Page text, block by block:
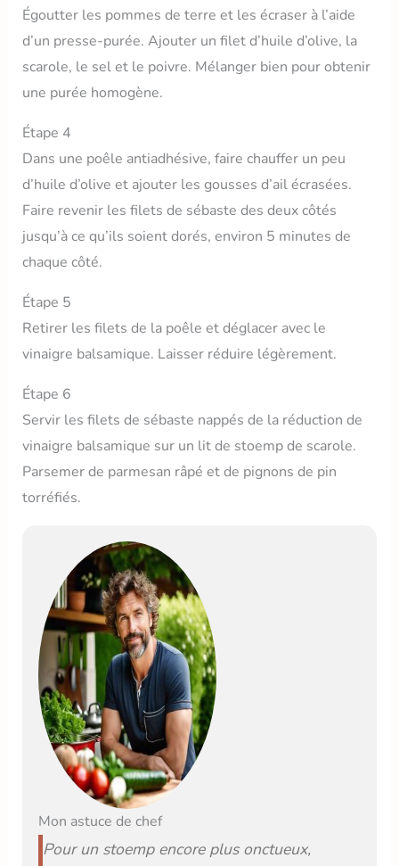
Égoutter les pommes de terre et les écraser à l’aide
d’un presse-purée. Ajouter un filet d’huile d’olive, la
scarole, le sel et le poivre. Mélanger bien pour obtenir
une purée homogène.
Étape 4
Dans une poêle antiadhésive, faire chauffer un peu
d’huile d’olive et ajouter les gousses d’ail écrasées.
Faire revenir les filets de sébaste des deux côtés
jusqu’à ce qu’ils soient dorés, environ 5 minutes de
chaque côté.
Étape 5
Retirer les filets de la poêle et déglacer avec le
vinaigre balsamique. Laisser réduire légèrement.
Étape 6
Servir les filets de sébaste nappés de la réduction de
vinaigre balsamique sur un lit de stoemp de scarole.
Parsemer de parmesan râpé et de pignons de pin
torréfiés.
Mon astuce de chef
Pour un stoemp encore plus onctueux,